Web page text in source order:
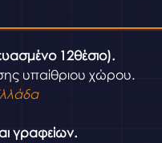
12θέσιο).
υπαίθριου χώρου.
γραφείων.